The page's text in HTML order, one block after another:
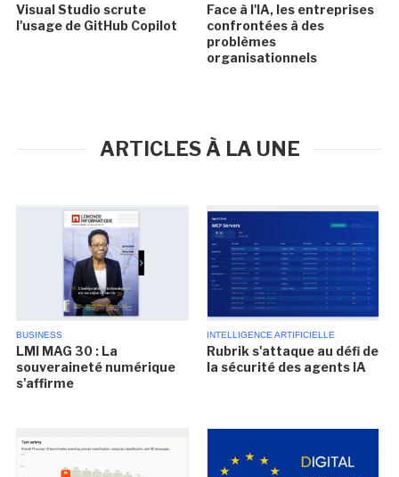
Visual Studio scrute
l'usage de GitHub Copilot
Face à l'IA, les entreprises
confrontées à des
problèmes
organisationnels
ARTICLES À LA UNE
BUSINESS
LMI MAG 30 : La
souveraineté numérique
s'affirme
INTELLIGENCE ARTIFICIELLE
Rubrik s'attaque au défi de
la sécurité des agents IA